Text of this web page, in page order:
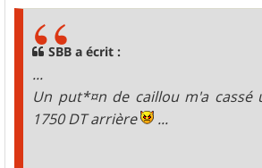
SBB a écrit :
...
Un put*¤n de caillou m'a cassé
1750 DT arrière
...